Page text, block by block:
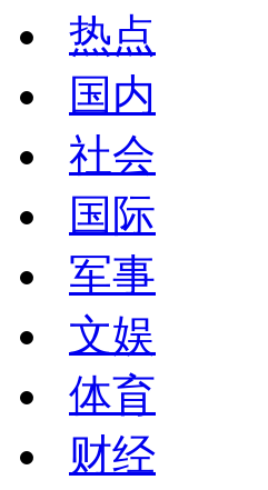
热点
国内
社会
国际
军事
文娱
体育
财经